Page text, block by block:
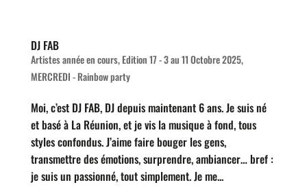
DJ FAB
Artistes année en cours,Edition 17 - 3 au 11 Octobre 2025,
MERCREDI - Rainbow party
Moi, c’est DJ FAB, DJ depuis maintenant 6 ans. Je suis né
et basé à La Réunion, et je vis la musique à fond, tous
styles confondus. J’aime faire bouger les gens,
transmettre des émotions, surprendre, ambiancer… bref :
je suis un passionné, tout simplement. Je me...